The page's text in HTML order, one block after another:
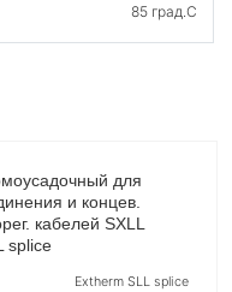
85 град.C
для
и концев.
кабелей SXLL
splice
Extherm SLL splice